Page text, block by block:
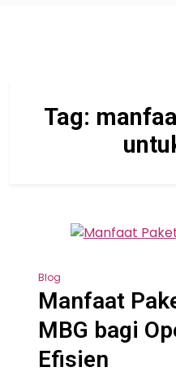
Tag:
Blog
Manfaat
MBG bagi
Efisien